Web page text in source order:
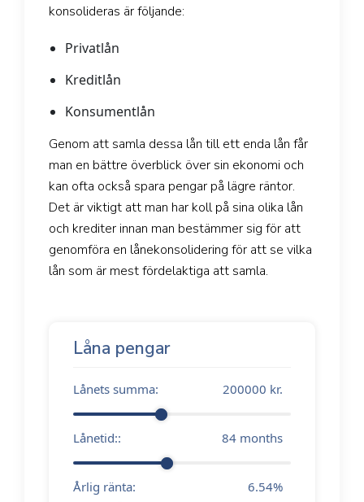
konsolideras är följande:
Privatlån
Kreditlån
Konsumentlån
Genom att samla dessa lån till ett enda lån får
man en bättre överblick över sin ekonomi och
kan ofta också spara pengar på lägre räntor.
Det är viktigt att man har koll på sina olika lån
och krediter innan man bestämmer sig för att
genomföra en lånekonsolidering för att se vilka
lån som är mest fördelaktiga att samla.
Låna pengar
Lånets summa: 200000 kr.
Lånetid:: 84 months
Årlig ränta: 6.54%